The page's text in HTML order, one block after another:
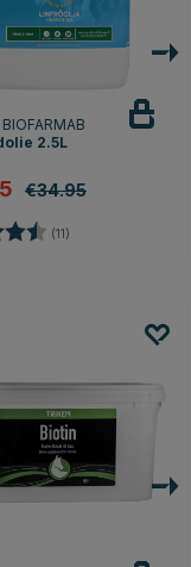
2.5L
€34.95
(11)